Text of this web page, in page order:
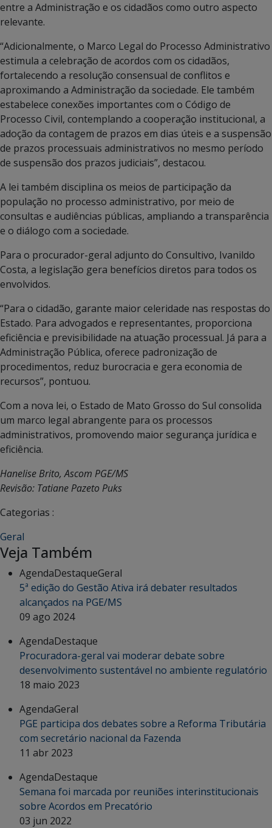
entre a Administração e os cidadãos como outro aspecto
relevante.
“Adicionalmente, o Marco Legal do Processo Administrativo
estimula a celebração de acordos com os cidadãos,
fortalecendo a resolução consensual de conflitos e
aproximando a Administração da sociedade. Ele também
estabelece conexões importantes com o Código de
Processo Civil, contemplando a cooperação institucional, a
adoção da contagem de prazos em dias úteis e a suspensão
de prazos processuais administrativos no mesmo período
de suspensão dos prazos judiciais”, destacou.
A lei também disciplina os meios de participação da
população no processo administrativo, por meio de
consultas e audiências públicas, ampliando a transparência
e o diálogo com a sociedade.
Para o procurador-geral adjunto do Consultivo, Ivanildo
Costa, a legislação gera benefícios diretos para todos os
envolvidos.
“Para o cidadão, garante maior celeridade nas respostas do
Estado. Para advogados e representantes, proporciona
eficiência e previsibilidade na atuação processual. Já para a
Administração Pública, oferece padronização de
procedimentos, reduz burocracia e gera economia de
recursos”, pontuou.
Com a nova lei, o Estado de Mato Grosso do Sul consolida
um marco legal abrangente para os processos
administrativos, promovendo maior segurança jurídica e
eficiência.
Hanelise Brito, Ascom PGE/MS
Revisão: Tatiane Pazeto Puks
Categorias :
Geral
Veja Também
AgendaDestaqueGeral
5ª edição do Gestão Ativa irá debater resultados
alcançados na PGE/MS
09 ago 2024
AgendaDestaque
Procuradora-geral vai moderar debate sobre
desenvolvimento sustentável no ambiente regulatório
18 maio 2023
AgendaGeral
PGE participa dos debates sobre a Reforma Tributária
com secretário nacional da Fazenda
11 abr 2023
AgendaDestaque
Semana foi marcada por reuniões interinstitucionais
sobre Acordos em Precatório
03 jun 2022